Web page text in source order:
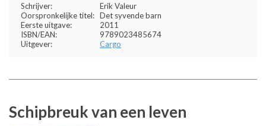
Schrijver:
Erik Valeur
Oorspronkelijke titel: Det syvende barn
Eerste uitgave:
2011
ISBN/EAN:
9789023485674
Uitgever:
Cargo
Schipbreuk van een leven